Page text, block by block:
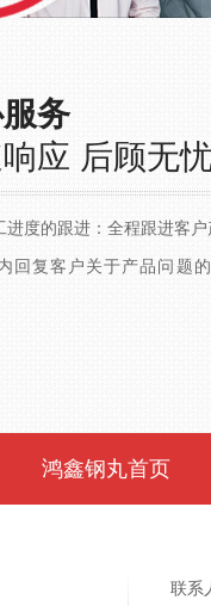
务
应 后顾无
进度的跟进：全程跟进客
回复客户关于产品问题
鸿鑫钢丸首页
联系